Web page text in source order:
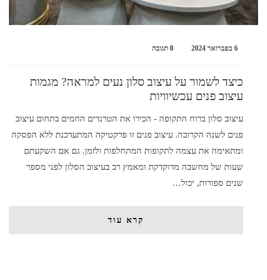
6 בפברואר 2024 0 תגובה
כיצד לשמור על עיצוב סלון נעים למראה? מגמות
עיצוב פנים עכשיוויות
עיצוב סלון ברוח התקופה - הכירו את הטרנדים החמים בתחום עיצוב
פנים לשנה הקרובה. עיצוב פנים זו פרקטיקה המתעדכנת ללא הפסקה
ומתאימה את עצמה לתקופות המתחלפות ולזמן. גם אם השקעתם
שעות של מחשבה מדוקדקת ומאמץ רב בעיצוב הסלון לפני מספר
שנים ספורות, יכול…
קרא עוד